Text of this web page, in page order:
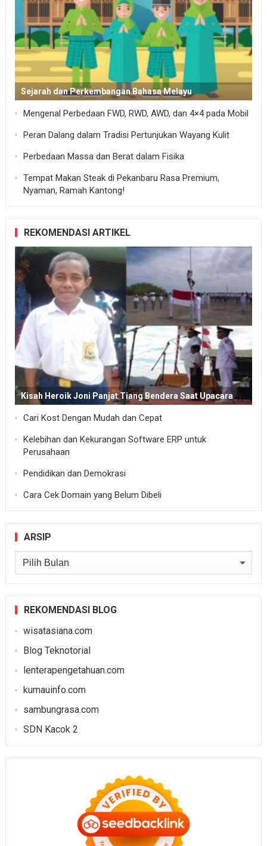
Sejarah dan Perkembangan Bahasa Melayu
Mengenal Perbedaan FWD, RWD, AWD, dan 4×4 pada Mobil
Peran Dalang dalam Tradisi Pertunjukan Wayang Kulit
Perbedaan Massa dan Berat dalam Fisika
Tempat Makan Steak di Pekanbaru Rasa Premium,
Nyaman, Ramah Kantong!
REKOMENDASI ARTIKEL
Kisah Heroik Joni Panjat Tiang Bendera Saat Upacara
Cari Kost Dengan Mudah dan Cepat
Kelebihan dan Kekurangan Software ERP untuk
Perusahaan
Pendidikan dan Demokrasi
Cara Cek Domain yang Belum Dibeli
ARSIP
Arsip
REKOMENDASI BLOG
wisatasiana.com
Blog Teknotorial
lenterapengetahuan.com
kumauinfo.com
sambungrasa.com
SDN Kacok 2